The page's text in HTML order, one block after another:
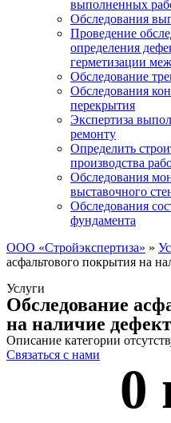
выполненных
Обследования
Проведение
определения
герметизации
Обследование
Обследования
перекрытия
Экспертиза
ремонту
Определить
производства
Обследования
выставочного
Обследования
фундамента
ООО «Стройэкспертиза» »
асфальтового покрытия на
Услуги
Обследование
на наличие
Описание категории
Связаться с нами
0